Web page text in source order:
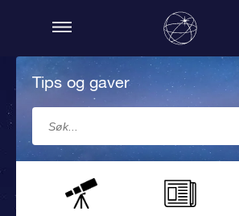
Tips og gaver